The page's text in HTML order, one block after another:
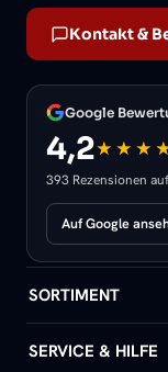
Kontakt &
Google
4,2
393 Rezensionen
Auf Google
SORTIMENT
Badheizkörper
SERVICE & HILFE